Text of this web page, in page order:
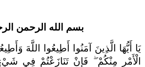
بسم الله الرحمن
يَا أَيُّهَا الَّذِينَ آمَنُوا أَطِيعُوا اللَّهَ
الْأَمْرِ مِنْكُمْ ۖ فَإِنْ تَنَازَعْتُمْ فِي